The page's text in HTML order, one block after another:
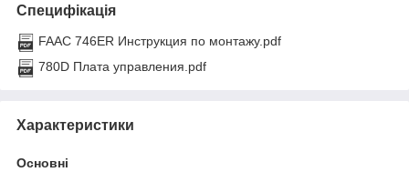
Специфікація
FAAC 746ER Инструкция по монтажу.pdf
780D Плата управления.pdf
Характеристики
Основні